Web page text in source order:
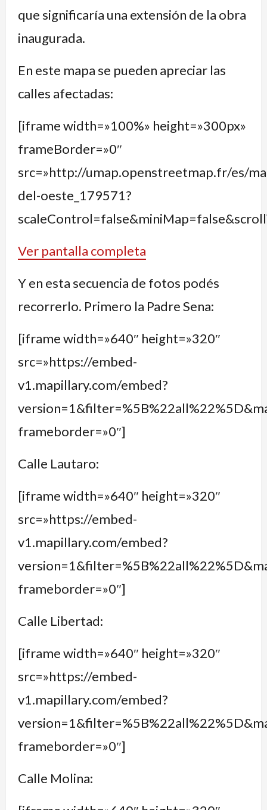
que significaría una extensión de la obra
inaugurada.
En este mapa se pueden apreciar las
calles afectadas:
[iframe width=»100%» height=»300px»
frameBorder=»0″
src=»http://umap.openstreetmap.fr/es/
del-oeste_179571?
Ver pantalla completa
Y en esta secuencia de fotos podés
recorrerlo. Primero la Padre Sena:
[iframe width=»640″ height=»320″
src=»https://embed-
v1.mapillary.com/embed?
frameborder=»0″]
Calle Lautaro:
[iframe width=»640″ height=»320″
src=»https://embed-
v1.mapillary.com/embed?
frameborder=»0″]
Calle Libertad:
[iframe width=»640″ height=»320″
src=»https://embed-
v1.mapillary.com/embed?
frameborder=»0″]
Calle Molina: